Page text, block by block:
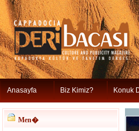
Anasayfa Biz Kimiz? Konuk
Men�